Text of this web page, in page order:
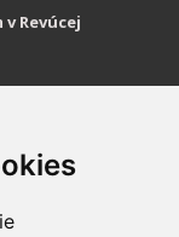
Revúcej